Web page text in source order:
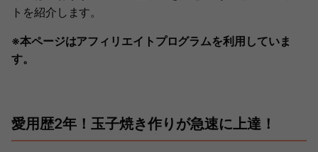
トを紹介します。
※本ページはアフィリエイトプログラムを利用していま
す。
愛用歴2年！玉子焼き作りが急速に上達！